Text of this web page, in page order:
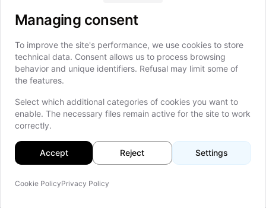
Liens rapides
Accueil
À propos
Services
Développement de MVP
Logiciels sur mesure
Évolutivité et support
Technologies avancées
Partenariat
Managing consent
To improve the site's performance, we use cookies to store
technical data. Consent allows us to process browsing
behavior and unique identifiers. Refusal may limit some of
the features.
Select which additional categories of cookies you want to
enable. The necessary files remain active for the site to work
correctly.
Accept Reject Settings
Cookie PolicyPrivacy Policy